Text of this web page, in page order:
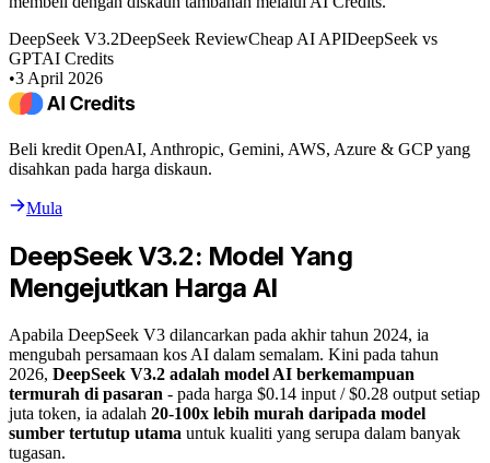
DeepSeek V3.2DeepSeek ReviewCheap AI APIDeepSeek vs
GPTAI Credits
•3 April 2026
Beli kredit OpenAI, Anthropic, Gemini, AWS, Azure & GCP yang
disahkan pada harga diskaun.
Mula
DeepSeek V3.2: Model Yang
Mengejutkan Harga AI
Apabila DeepSeek V3 dilancarkan pada akhir tahun 2024, ia
mengubah persamaan kos AI dalam semalam. Kini pada tahun
2026, DeepSeek V3.2 adalah model AI berkemampuan
termurah di pasaran - pada harga $0.14 input / $0.28 output setiap
juta token, ia adalah 20-100x lebih murah daripada model
sumber tertutup utama untuk kualiti yang serupa dalam banyak
tugasan.